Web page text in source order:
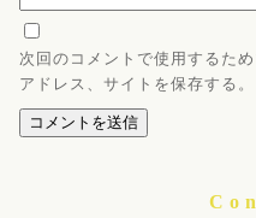
次回のコメントで使用するた
アドレス、サイトを保存する。